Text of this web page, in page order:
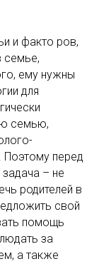
и факто ров,
семье,
ему нужны
для
семью,
Поэтому перед
– не
родителей в
свой
помощь
за
а также